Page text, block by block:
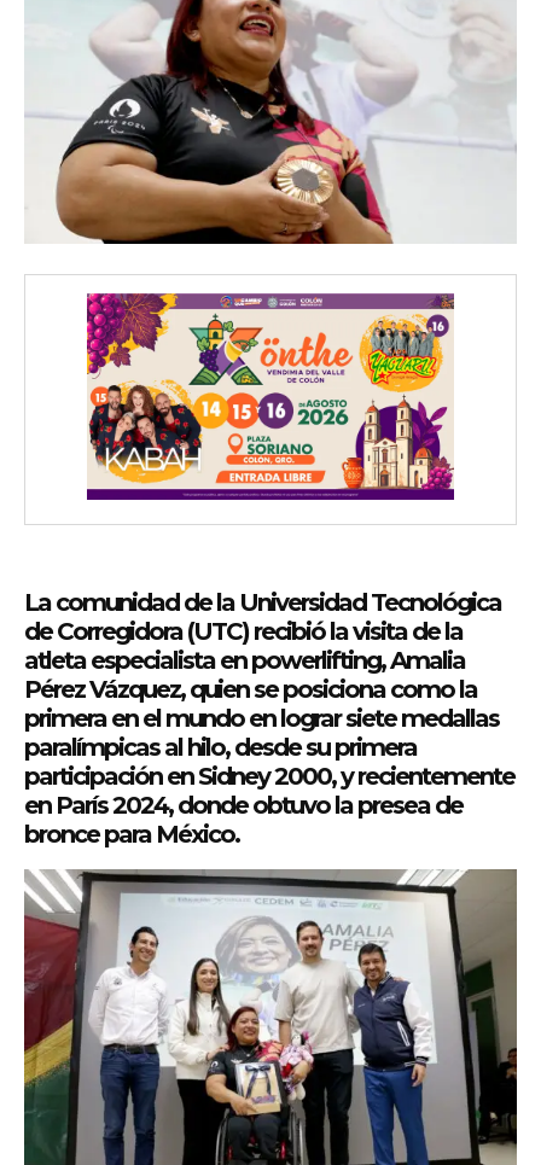
La comunidad de la Universidad Tecnológica
de Corregidora (UTC) recibió la visita de la
atleta especialista en powerlifting, Amalia
Pérez Vázquez, quien se posiciona como la
primera en el mundo en lograr siete medallas
paralímpicas al hilo, desde su primera
participación en Sidney 2000, y recientemente
en París 2024, donde obtuvo la presea de
bronce para México.